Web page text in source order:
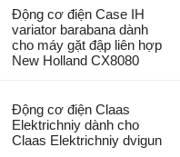
Động cơ điện Case IH
variator barabana dành
cho máy gặt đập liên hợp
New Holland CX8080
Động cơ điện Claas
Elektrichniy dành cho
Claas Elektrichniy dvigun